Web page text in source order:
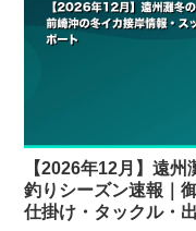
【2026年12月】遠
釣りシーズン速報｜
仕掛け・タックル・